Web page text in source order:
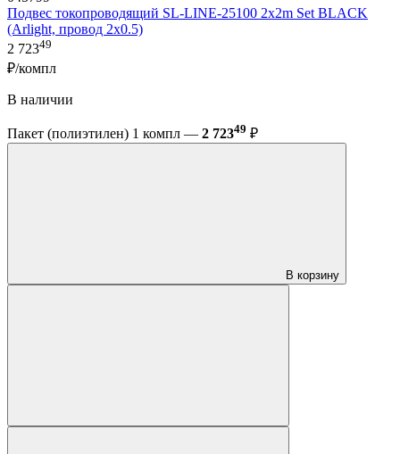
Подвес токопроводящий SL-LINE-25100 2x2m Set BLACK
(Arlight, провод 2x0.5)
2 72349
₽/компл
В наличии
Пакет (полиэтилен) 1 компл — 2 72349 ₽
В корзину